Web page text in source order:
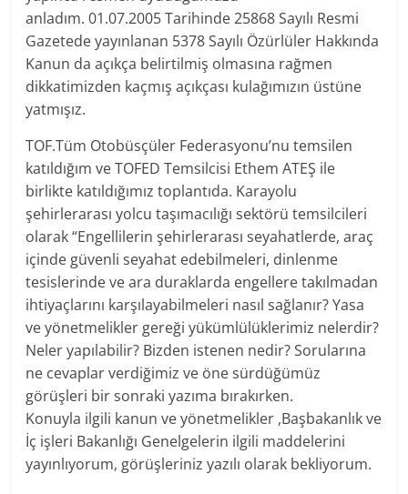
anladım. 01.07.2005 Tarihinde 25868 Sayılı Resmi
Gazetede yayınlanan 5378 Sayılı Özürlüler Hakkında
Kanun da açıkça belirtilmiş olmasına rağmen
dikkatimizden kaçmış açıkçası kulağımızın üstüne
yatmışız.
TOF.Tüm Otobüsçüler Federasyonu’nu temsilen
katıldığım ve TOFED Temsilcisi Ethem ATEŞ ile
birlikte katıldığımız toplantıda. Karayolu
şehirlerarası yolcu taşımacılığı sektörü temsilcileri
olarak “Engellilerin şehirlerarası seyahatlerde, araç
içinde güvenli seyahat edebilmeleri, dinlenme
tesislerinde ve ara duraklarda engellere takılmadan
ihtiyaçlarını karşılayabilmeleri nasıl sağlanır? Yasa
ve yönetmelikler gereği yükümlülüklerimiz nelerdir?
Neler yapılabilir? Bizden istenen nedir? Sorularına
ne cevaplar verdiğimiz ve öne sürdüğümüz
görüşleri bir sonraki yazıma bırakırken.
Konuyla ilgili kanun ve yönetmelikler ,Başbakanlık ve
İç işleri Bakanlığı Genelgelerin ilgili maddelerini
yayınlıyorum, görüşleriniz yazılı olarak bekliyorum.